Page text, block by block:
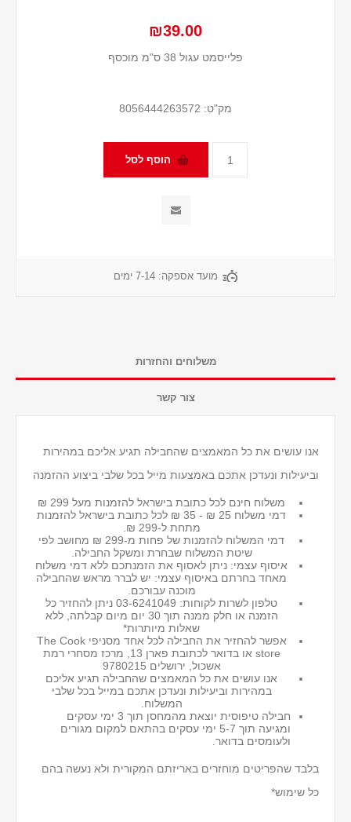
₪39.00
פלייסמט עגול 38 ס"מ מוכסף
מק"ט: 8056444263572
מועד אספקה: 7-14 ימים
משלוחים והחזרות
צור קשר
אנו עושים את כל המאמצים שהחבילה תגיע אליכם במהירות
וביעילות ונעדכן אתכם באמצעות מייל בכל שלבי ביצוע ההזמנה
משלוח חינם לכל כתובת בישראל להזמנות מעל 299 ₪
דמי משלוח 25 ₪ - 35 ₪ לכל כתובת בישראל
להזמנות
מתחת ל-299 ₪.
דמי המשלוח להזמנות של פחות מ-299 ₪ מחושב לפי
שיטת המשלוח שבחרת ומשקל החבילה.
איסוף עצמי: ניתן לאסוף את הזמנתכם ללא דמי משלוח
מאחד בחרתם באיסוף עצמי: יש לברר מראש שהחבילה
מוכנה עבורכם.
טלפון לשרות לקוחות: 03-6241049 ניתן להחזיר כל
הזמנה או חלק ממנה תוך 30 יום מיום קבלתה, ללא
שאלות מיותרות*
אפשר להחזיר את החבילה לכל אחד מסניפי The Cook
store או בדואר לכתובת פארן 13, מרכז מסחרי רמת
אשכול, ירושלים 9780215
אנו עושים את כל המאמצים שהחבילה תגיע אליכם
במהירות וביעילות ונעדכן אתכם במייל בכל שלבי
המשלוח.
חבילה טיפוסית יוצאת מהמחסן תוך 3 ימי עסקים
ומגיעה תוך 5-7 ימי עסקים בהתאם למקום מגורים
ולעומסים בדואר.
בלבד שהפריטים מוחזרים באריזתם המקורית ולא נעשה בהם
כל שימוש*